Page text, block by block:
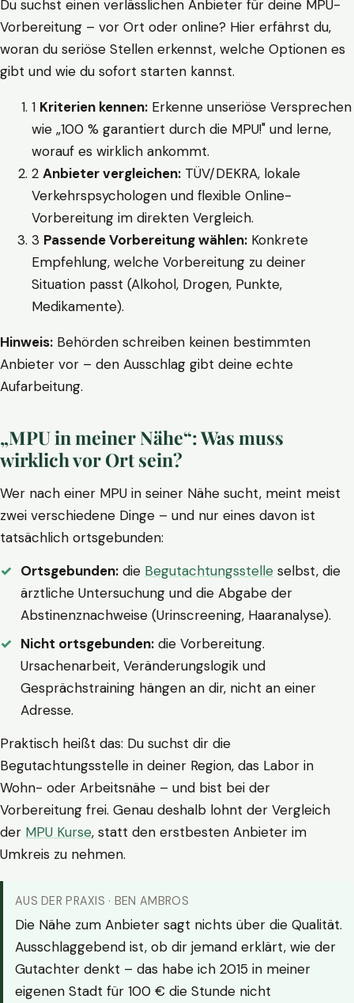
Du suchst einen verlässlichen Anbieter für deine MPU-
Vorbereitung – vor Ort oder online? Hier erfährst du,
woran du seriöse Stellen erkennst, welche Optionen es
gibt und wie du sofort starten kannst.
1 Kriterien kennen: Erkenne unseriöse Versprechen
wie „100 % garantiert durch die MPU!" und lerne,
worauf es wirklich ankommt.
2 Anbieter vergleichen: TÜV/DEKRA, lokale
Verkehrspsychologen und flexible Online-
Vorbereitung im direkten Vergleich.
3 Passende Vorbereitung wählen: Konkrete
Empfehlung, welche Vorbereitung zu deiner
Situation passt (Alkohol, Drogen, Punkte,
Medikamente).
Hinweis: Behörden schreiben keinen bestimmten
Anbieter vor – den Ausschlag gibt deine echte
Aufarbeitung.
„MPU in meiner Nähe“: Was muss
wirklich vor Ort sein?
Wer nach einer MPU in seiner Nähe sucht, meint meist
zwei verschiedene Dinge – und nur eines davon ist
tatsächlich ortsgebunden:
Ortsgebunden: die Begutachtungsstelle selbst, die
ärztliche Untersuchung und die Abgabe der
Abstinenznachweise (Urinscreening, Haaranalyse).
Nicht ortsgebunden: die Vorbereitung.
Ursachenarbeit, Veränderungslogik und
Gesprächstraining hängen an dir, nicht an einer
Adresse.
Praktisch heißt das: Du suchst dir die
Begutachtungsstelle in deiner Region, das Labor in
Wohn- oder Arbeitsnähe – und bist bei der
Vorbereitung frei. Genau deshalb lohnt der Vergleich
der MPU Kurse, statt den erstbesten Anbieter im
Umkreis zu nehmen.
AUS DER PRAXIS · BEN AMBROS
Die Nähe zum Anbieter sagt nichts über die Qualität.
Ausschlaggebend ist, ob dir jemand erklärt, wie der
Gutachter denkt – das habe ich 2015 in meiner
eigenen Stadt für 100 € die Stunde nicht